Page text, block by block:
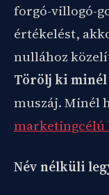
forgó-villogó-
értékelést,
nullához
Törölj ki
muszáj. Minél
marketingcélú
Név nélküli